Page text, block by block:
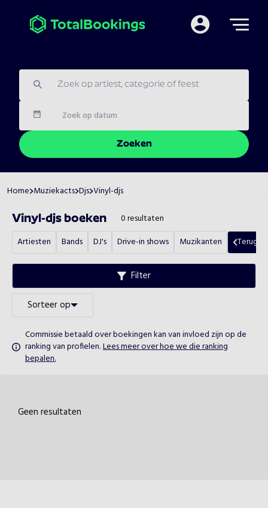
Mijn
Datum
Zoeken
Home Muziekacts Djs Vinyl-djs
Vinyl-djs boeken 0resultaten
Artiesten
Bands DJ's Drive-in shows Muzikanten Terug
Filter
Sorteer op
Commissie betaald over boekingen kan van invloed zijn op de
ranking van profielen.Lees meer over hoe we die ranking
bepalen.
Geen resultaten